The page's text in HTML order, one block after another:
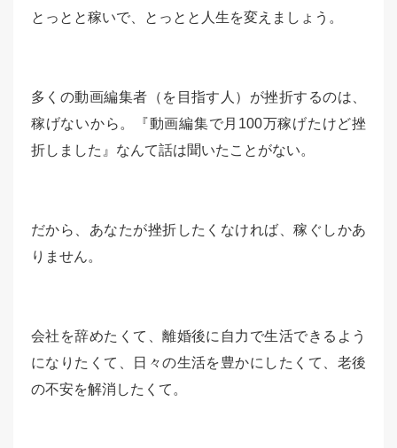
とっとと稼いで、とっとと人生を変えましょう。
多くの動画編集者（を目指す人）が挫折するのは、
稼げないから。『動画編集で月100万稼げたけど挫
折しました』なんて話は聞いたことがない。
だから、あなたが挫折したくなければ、稼ぐしかあ
りません。
会社を辞めたくて、離婚後に自力で生活できるよう
になりたくて、日々の生活を豊かにしたくて、老後
の不安を解消したくて。